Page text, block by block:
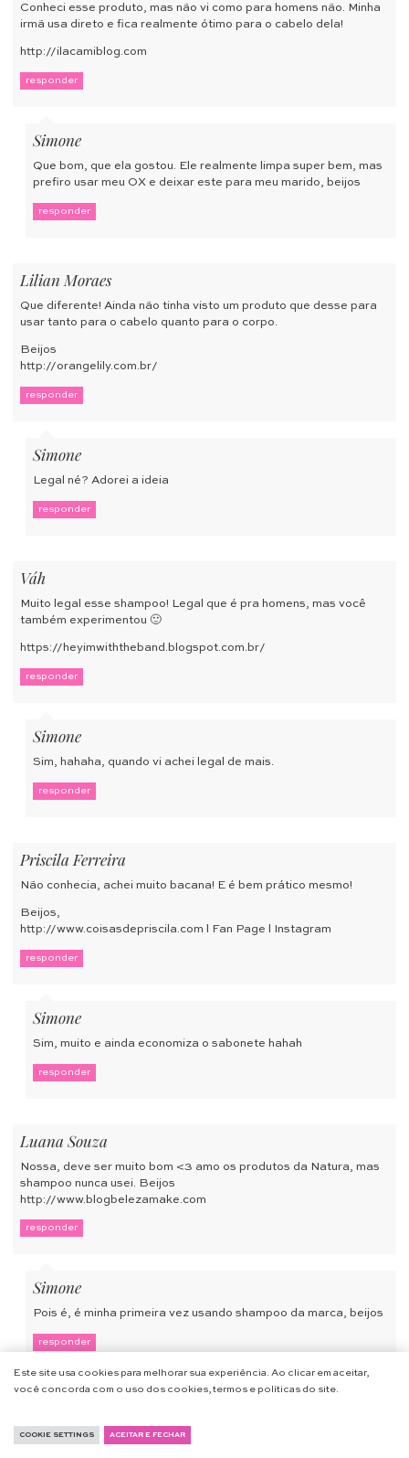
Conheci esse produto, mas não vi como para homens não. Minha
irmã usa direto e fica realmente ótimo para o cabelo dela!
http://ilacamiblog.com
responder
Simone
Que bom, que ela gostou. Ele realmente limpa super bem, mas
prefiro usar meu OX e deixar este para meu marido, beijos
responder
Lilian Moraes
Que diferente! Ainda não tinha visto um produto que desse para
usar tanto para o cabelo quanto para o corpo.
Beijos
http://orangelily.com.br/
responder
Simone
Legal né? Adorei a ideia
responder
Váh
Muito legal esse shampoo! Legal que é pra homens, mas você
também experimentou 🙂
https://heyimwiththeband.blogspot.com.br/
responder
Simone
Sim, hahaha, quando vi achei legal de mais.
responder
Priscila Ferreira
Não conhecia, achei muito bacana! E é bem prático mesmo!
Beijos,
http://www.coisasdepriscila.com
Fan Page Instagram
responder
Simone
Sim, muito e ainda economiza o sabonete hahah
responder
Luana Souza
Nossa, deve ser muito bom <3 amo os produtos da Natura, mas
shampoo nunca usei. Beijos
http://www.blogbelezamake.com
responder
Simone
Pois é, é minha primeira vez usando shampoo da marca, beijos
responder
Este site usa cookies para melhorar sua experiência. Ao clicar em aceitar,
você concorda com o uso dos cookies, termos e políticas do site.
COOKIE SETTINGS ACEITAR E FECHAR